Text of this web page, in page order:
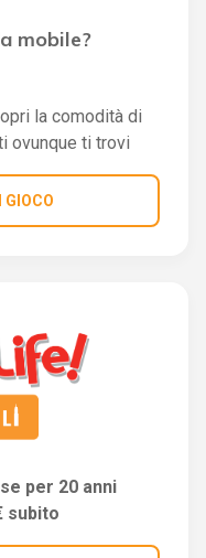
mobile?
la comodità di
ovunque ti trovi
GIOCO
per 20 anni
subito